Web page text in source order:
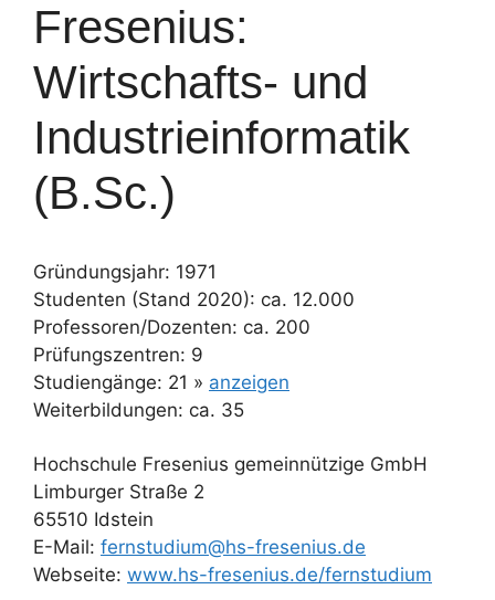
Fresenius:
Wirtschafts- und
Industrieinformatik
(B.Sc.)
Gründungsjahr: 1971
Studenten (Stand 2020): ca. 12.000
Professoren/Dozenten: ca. 200
Prüfungszentren: 9
Studiengänge: 21 » anzeigen
Weiterbildungen: ca. 35
Hochschule Fresenius gemeinnützige GmbH
Limburger Straße 2
65510 Idstein
E-Mail: fernstudium@hs-fresenius.de
Webseite: www.hs-fresenius.de/fernstudium